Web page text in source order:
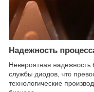
Надежность
Невероятная надежность
службы диодов, что
технологические